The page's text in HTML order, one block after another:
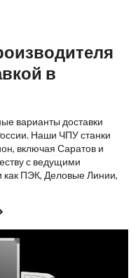
в
варианты доставки
Наши ЧПУ станки
включая Саратов и
с ведущими
ПЭК, Деловые Линии,